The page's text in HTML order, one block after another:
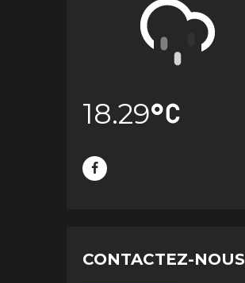
18.29
CONTACTEZ-NOUS